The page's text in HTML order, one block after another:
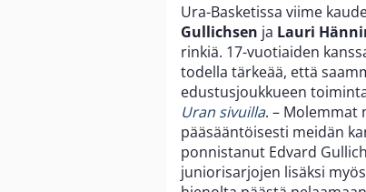
Ura-Basketissa viime
Gullichsen ja Lauri
rinkiä. 17-vuotiaiden
todella tärkeää, että
edustusjoukkueen
Uran sivuilla. – Molemmat
pääsääntöisesti meidän
ponnistanut Edvard
juniorisarjojen lisäksi